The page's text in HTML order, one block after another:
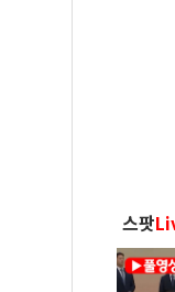
스팟